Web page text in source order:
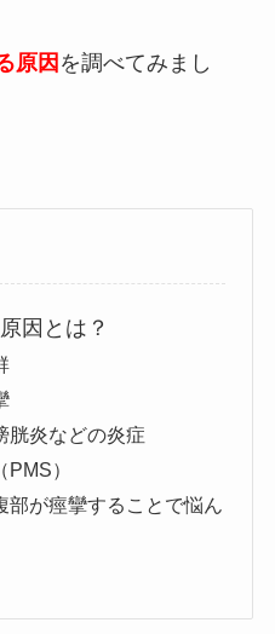
原因 を調べてみまし
因とは？
胱炎などの炎症
）
部が痙攣することで悩ん